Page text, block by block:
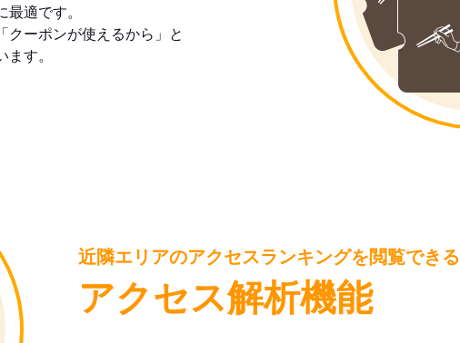
適です。
ーポンが使えるから」と
す。
近隣エリアのアクセスランキングを閲覧できる
アクセス解析機能